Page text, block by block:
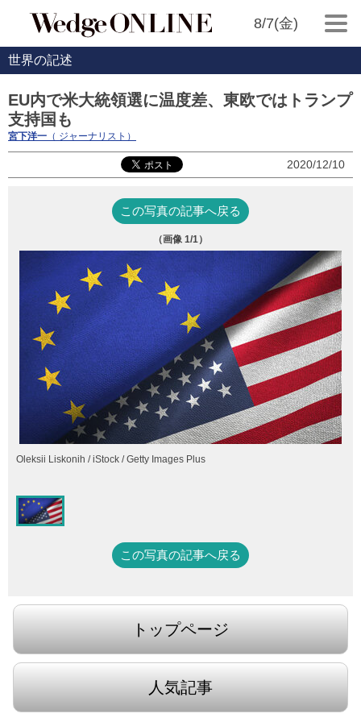
8/7(金)
世界の記述
EU内で米大統領選に温度差、東欧ではトランプ
支持国も
宮下洋一 （ ジャーナリスト）
2020/12/10
この写真の記事へ戻る
（画像 1/1）
Oleksii Liskonih / iStock / Getty Images Plus
この写真の記事へ戻る
トップページ
人気記事